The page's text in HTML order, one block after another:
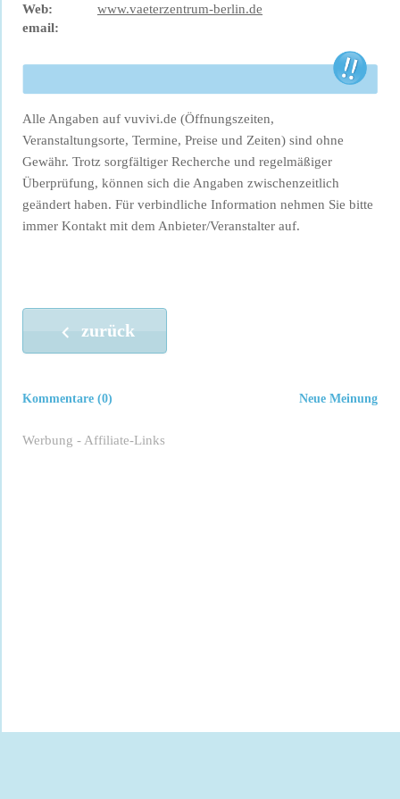
Web:
www.vaeterzentrum-berlin.de
email:
Alle Angaben auf vuvivi.de (Öffnungszeiten,
Veranstaltungsorte, Termine, Preise und Zeiten) sind ohne
Gewähr. Trotz sorgfältiger Recherche und regelmäßiger
Überprüfung, können sich die Angaben zwischenzeitlich
geändert haben. Für verbindliche Information nehmen Sie bitte
immer Kontakt mit dem Anbieter/Veranstalter auf.
zurück
Neue Meinung
Kommentare (0)
Werbung - Affiliate-Links